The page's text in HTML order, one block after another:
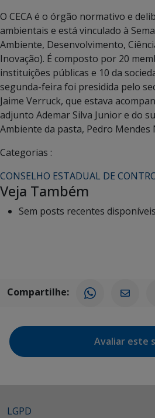
O CECA é o órgão normativo e
ambientais e está vinculado à
Ambiente, Desenvolvimento,
Inovação). É composto por 20
instituições públicas e 10 da
segunda-feira foi presidida pelo
Jaime Verruck, que estava
adjunto Ademar Silva Junior e do
Ambiente da pasta, Pedro Mendes
Categorias :
CONSELHO ESTADUAL DE
Veja Também
Sem posts recentes
Compartilhe:
Avaliar este
LGPD